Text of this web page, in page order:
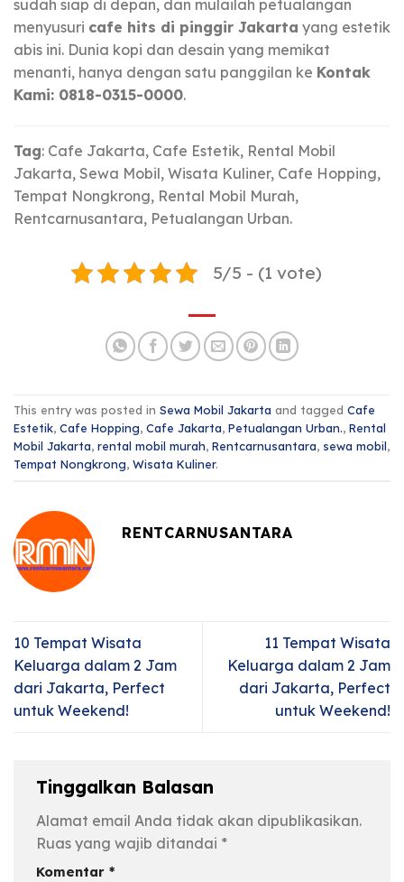
sudah siap di depan, dan mulailah petualangan
menyusuri cafe hits di pinggir Jakarta yang estetik
abis ini. Dunia kopi dan desain yang memikat
menanti, hanya dengan satu panggilan ke Kontak
Kami: 0818-0315-0000.
Tag: Cafe Jakarta, Cafe Estetik, Rental Mobil
Jakarta, Sewa Mobil, Wisata Kuliner, Cafe Hopping,
Tempat Nongkrong, Rental Mobil Murah,
Rentcarnusantara, Petualangan Urban.
5/5 - (1 vote)
This entry was posted in Sewa Mobil Jakarta and tagged Cafe
Estetik, Cafe Hopping, Cafe Jakarta, Petualangan Urban., Rental
Mobil Jakarta, rental mobil murah, Rentcarnusantara, sewa mobil,
Tempat Nongkrong, Wisata Kuliner.
RENTCARNUSANTARA
10 Tempat Wisata
Keluarga dalam 2 Jam
dari Jakarta, Perfect
untuk Weekend!
11 Tempat Wisata
Keluarga dalam 2 Jam
dari Jakarta, Perfect
untuk Weekend!
Tinggalkan Balasan
Alamat email Anda tidak akan dipublikasikan.
Ruas yang wajib ditandai *
Komentar *